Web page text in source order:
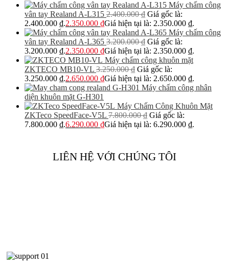
Máy chấm công
vân tay Realand A-L315 2.400.000₫ Giá gốc là:
2.400.000 ₫.2.350.000 ₫Giá hiện tại là: 2.350.000 ₫.
Máy chấm công
vân tay Realand A-L365 3.200.000₫ Giá gốc là:
3.200.000 ₫.2.350.000 ₫Giá hiện tại là: 2.350.000 ₫.
Máy chấm công khuôn mặt
ZKTECO MB10-VL 3.250.000₫ Giá gốc là:
3.250.000 ₫.2.650.000 ₫Giá hiện tại là: 2.650.000 ₫.
Máy chấm công nhân
diện khuôn mặt G-H301
Máy Chấm Công Khuôn Mặt
ZKTeco SpeedFace-V5L 7.800.000₫ Giá gốc là:
7.800.000 ₫.6.290.000 ₫Giá hiện tại là: 6.290.000 ₫.
LIÊN HỆ VỚI CHÚNG TÔI